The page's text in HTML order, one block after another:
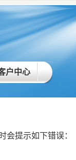
户中心
提示如下错误：